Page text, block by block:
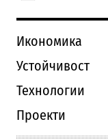
Икономика
Устойчивост
Технологии
Проекти